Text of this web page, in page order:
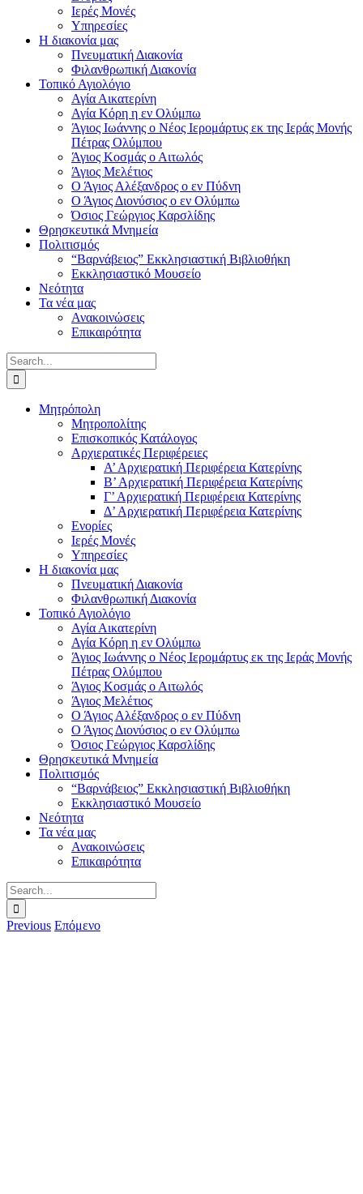
Ιερές Μονές
Υπηρεσίες
Η διακονία μας
Πνευματική Διακονία
Φιλανθρωπική Διακονία
Τοπικό Αγιολόγιο
Αγία Αικατερίνη
Αγία Κόρη η εν Ολύμπω
Άγιος Ιωάννης ο Νέος Ιερομάρτυς εκ της Ιεράς Μονής
Πέτρας Ολύμπου
Άγιος Κοσμάς ο Αιτωλός
Άγιος Μελέτιος
Ο Άγιος Αλέξανδρος ο εν Πύδνη
Ο Άγιος Διονύσιος ο εν Ολύμπω
Όσιος Γεώργιος Καρσλίδης
Θρησκευτικά Μνημεία
Πολιτισμός
“Βαρνάβειος” Εκκλησιαστική Βιβλιοθήκη
Εκκλησιαστικό Μουσείο
Νεότητα
Τα νέα μας
Ανακοινώσεις
Επικαιρότητα
Search
for:
Μητρόπολη
Μητροπολίτης
Επισκοπικός Κατάλογος
Αρχιερατικές Περιφέρειες
Α’ Αρχιερατική Περιφέρεια Κατερίνης
Β’ Αρχιερατική Περιφέρεια Κατερίνης
Γ’ Αρχιερατική Περιφέρεια Κατερίνης
Δ’ Αρχιερατική Περιφέρεια Κατερίνης
Ενορίες
Ιερές Μονές
Υπηρεσίες
Η διακονία μας
Πνευματική Διακονία
Φιλανθρωπική Διακονία
Τοπικό Αγιολόγιο
Αγία Αικατερίνη
Αγία Κόρη η εν Ολύμπω
Άγιος Ιωάννης ο Νέος Ιερομάρτυς εκ της Ιεράς Μονής
Πέτρας Ολύμπου
Άγιος Κοσμάς ο Αιτωλός
Άγιος Μελέτιος
Ο Άγιος Αλέξανδρος ο εν Πύδνη
Ο Άγιος Διονύσιος ο εν Ολύμπω
Όσιος Γεώργιος Καρσλίδης
Θρησκευτικά Μνημεία
Πολιτισμός
“Βαρνάβειος” Εκκλησιαστική Βιβλιοθήκη
Εκκλησιαστικό Μουσείο
Νεότητα
Τα νέα μας
Ανακοινώσεις
Επικαιρότητα
Search
for:
Previous Επόμενο